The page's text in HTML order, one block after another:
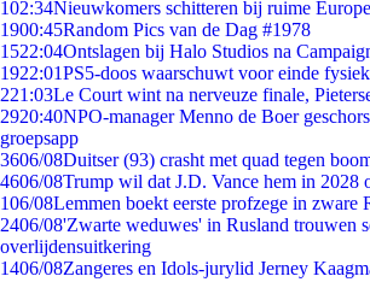
102:34Nieuwkomers schitteren bij ruime
1900:45Random Pics van de Dag #1978
1522:04Ontslagen bij Halo Studios na
1922:01PS5-doos waarschuwt voor einde
221:03Le Court wint na nerveuze finale,
2920:40NPO-manager Menno de Boer
groepsapp
3606/08Duitser (93) crasht met quad tegen
4606/08Trump wil dat J.D. Vance hem in 2028
106/08Lemmen boekt eerste profzege in zware
2406/08'Zwarte weduwes' in Rusland trouwen
overlijdensuitkering
1406/08Zangeres en Idols-jurylid Jerney